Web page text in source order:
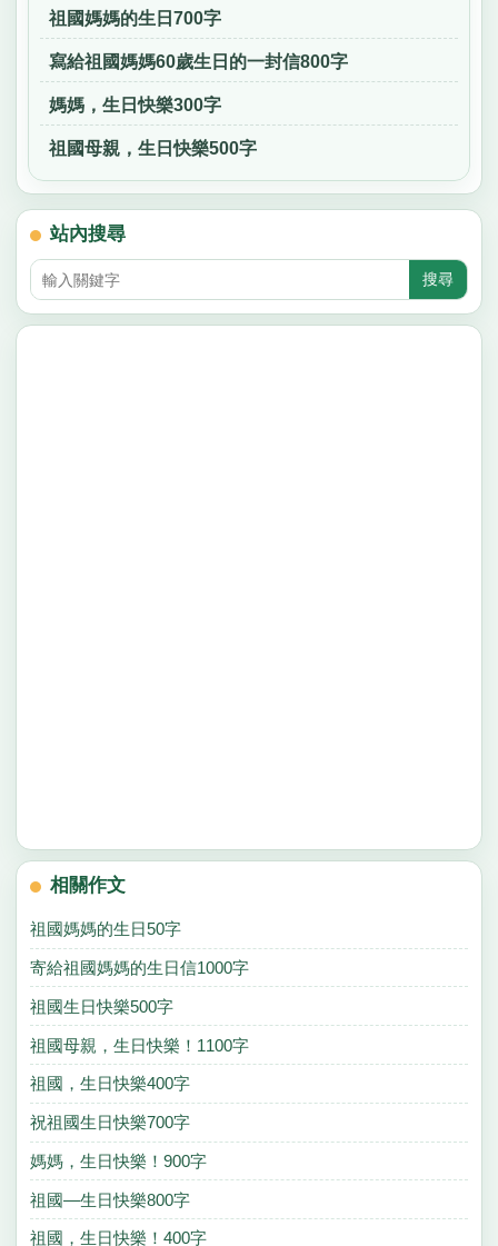
祖國媽媽的生日700字
寫給祖國媽媽60歲生日的一封信800字
媽媽，生日快樂300字
祖國母親，生日快樂500字
站內搜尋
相關作文
祖國媽媽的生日50字
寄給祖國媽媽的生日信1000字
祖國生日快樂500字
祖國母親，生日快樂！1100字
祖國，生日快樂400字
祝祖國生日快樂700字
媽媽，生日快樂！900字
祖國—生日快樂800字
祖國，生日快樂！400字